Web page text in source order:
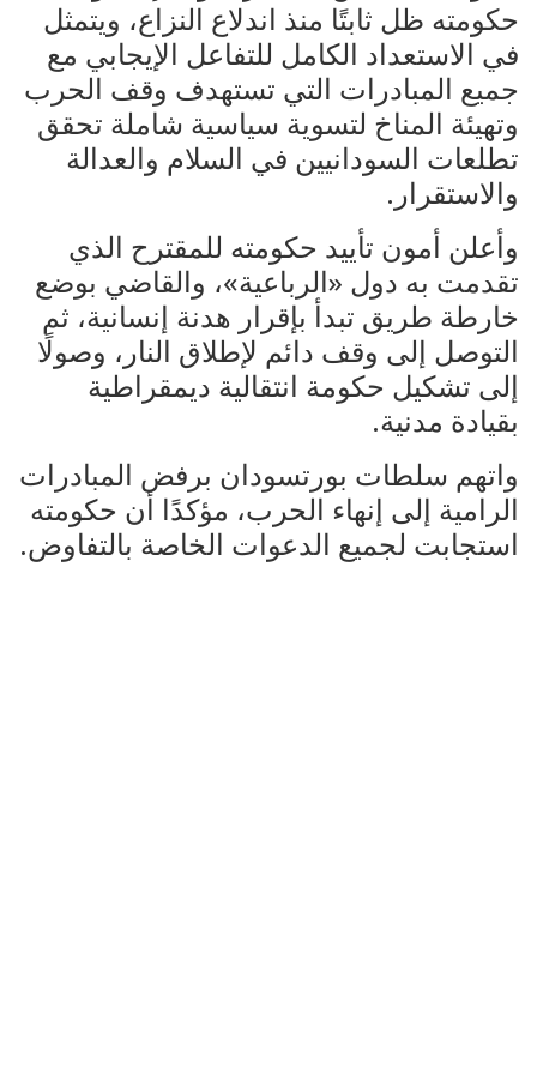
حكومته ظل ثابتًا منذ اندلاع النزاع، ويتمثل
في الاستعداد الكامل للتفاعل الإيجابي مع
جميع المبادرات التي تستهدف وقف الحرب
وتهيئة المناخ لتسوية سياسية شاملة تحقق
تطلعات السودانيين في السلام والعدالة
والاستقرار.
وأعلن أمون تأييد حكومته للمقترح الذي
تقدمت به دول «الرباعية»، والقاضي بوضع
خارطة طريق تبدأ بإقرار هدنة إنسانية، ثم
التوصل إلى وقف دائم لإطلاق النار، وصولًا
إلى تشكيل حكومة انتقالية ديمقراطية
بقيادة مدنية.
واتهم سلطات بورتسودان برفض المبادرات
الرامية إلى إنهاء الحرب، مؤكدًا أن حكومته
استجابت لجميع الدعوات الخاصة بالتفاوض.